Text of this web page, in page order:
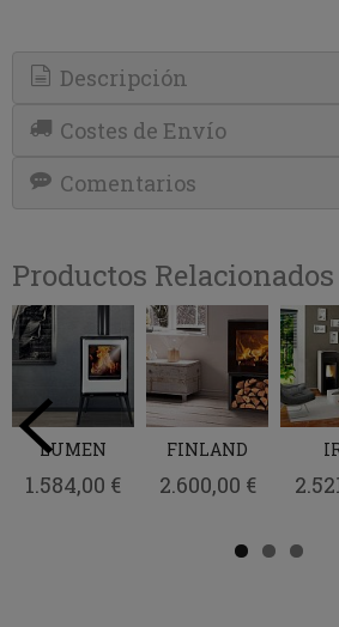
Descripción
Costes de Envío
Comentarios
Productos Relacionados
LUMEN
1.584,00 €
FINLAND
2.600,00 €